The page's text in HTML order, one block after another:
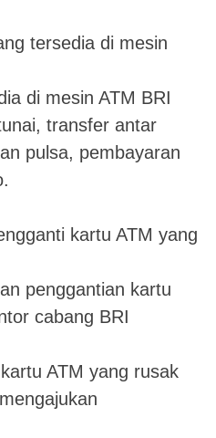
tersedia di mesin
di mesin ATM BRI
transfer antar
pulsa, pembayaran
kartu ATM yang
penggantian kartu
cabang BRI
ATM yang rusak